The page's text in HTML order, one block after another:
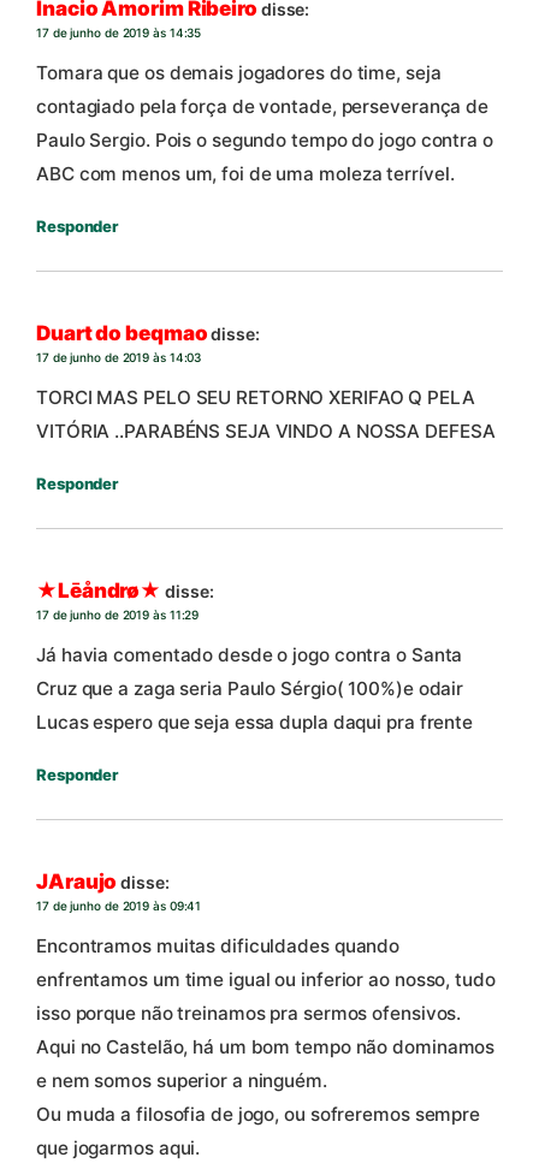
Inacio Amorim Ribeiro disse:
17 de junho de 2019 às 14:35
Tomara que os demais jogadores do time, seja
contagiado pela força de vontade, perseverança de
Paulo Sergio. Pois o segundo tempo do jogo contra o
ABC com menos um, foi de uma moleza terrível.
Responder
Duart do beqmao disse:
17 de junho de 2019 às 14:03
TORCI MAS PELO SEU RETORNO XERIFAO Q PELA
VITÓRIA ..PARABÉNS SEJA VINDO A NOSSA DEFESA
Responder
★Lēåndrø★ disse:
17 de junho de 2019 às 11:29
Já havia comentado desde o jogo contra o Santa
Cruz que a zaga seria Paulo Sérgio( 100%)e odair
Lucas espero que seja essa dupla daqui pra frente
Responder
JAraujo disse:
17 de junho de 2019 às 09:41
Encontramos muitas dificuldades quando
enfrentamos um time igual ou inferior ao nosso, tudo
isso porque não treinamos pra sermos ofensivos.
Aqui no Castelão, há um bom tempo não dominamos
e nem somos superior a ninguém.
Ou muda a filosofia de jogo, ou sofreremos sempre
que jogarmos aqui.